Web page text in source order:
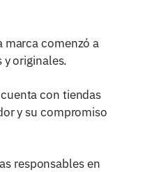
marca comenzó a
y originales.
con tiendas
y su compromiso
responsables en